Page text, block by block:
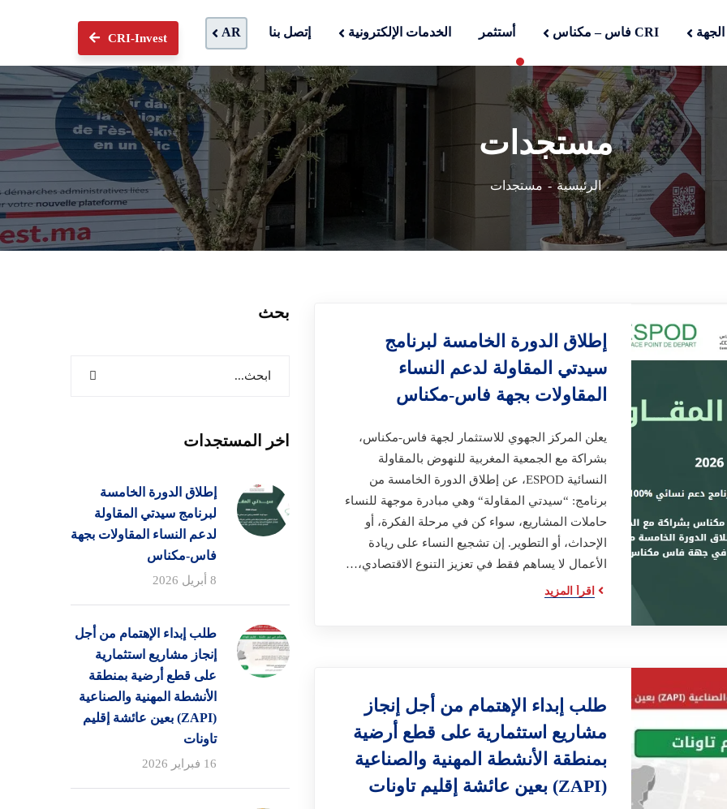
الجهة CRI فاس – مكناس أستثمر الخدمات الإلكترونية إتصل بنا AR
CRI-Invest
مستجدات
الرئيسية مستجدات
إطلاق الدورة الخامسة لبرنامج
سيدتي المقاولة لدعم النساء
المقاولات بجهة فاس-مكناس
يعلن المركز الجهوي للاستثمار لجهة فاس-مكناس،
بشراكة مع الجمعية المغربية للنهوض بالمقاولة
النسائية ESPOD، عن إطلاق الدورة الخامسة من
برنامج: “سيدتي المقاولة“ وهي مبادرة موجهة للنساء
حاملات المشاريع، سواء كن في مرحلة الفكرة، أو
الإحداث، أو التطوير. إن تشجيع النساء على ريادة
الأعمال لا يساهم فقط في تعزيز التنوع الاقتصادي،…
اقرأ المزيد
طلب إبداء الإهتمام من أجل إنجاز
مشاريع استثمارية على قطع أرضية
بمنطقة الأنشطة المهنية والصناعية
(ZAPI) بعين عائشة إقليم تاونات
بحث
اخر المستجدات
إطلاق الدورة الخامسة
لبرنامج سيدتي المقاولة
لدعم النساء المقاولات بجهة
فاس-مكناس
8 أبريل 2026
طلب إبداء الإهتمام من أجل
إنجاز مشاريع استثمارية
على قطع أرضية بمنطقة
الأنشطة المهنية والصناعية
(ZAPI) بعين عائشة إقليم
تاونات
16 فبراير 2026